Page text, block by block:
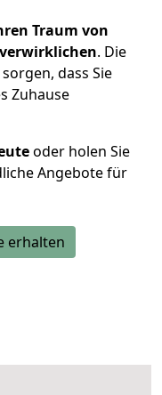
Traum von
. Die
dass Sie
Zuhause
oder holen Sie
Angebote für
erhalten